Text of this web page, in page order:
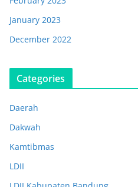
January 2023
December 2022
Categories
Daerah
Dakwah
Kamtibmas
LDII